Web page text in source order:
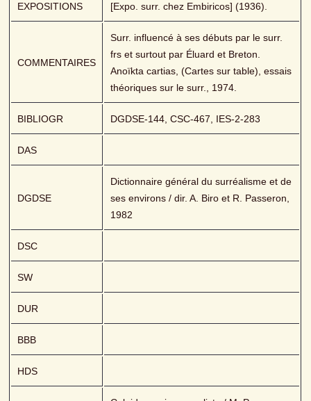
EXPOSITIONS [Expo. surr. chez Embiricos] (1936).
COMMENTAIRES
Surr. influencé à ses débuts par le surr.
frs et surtout par Éluard et Breton.
Anoïkta cartias, (Cartes sur table), essais
théoriques sur le surr., 1974.
BIBLIOGR DGDSE-144, CSC-467, IES-2-283
DAS
DGDSE
Dictionnaire général du surréalisme et de
ses environs / dir. A. Biro et R. Passeron,
1982
DSC
SW
DUR
BBB
HDS